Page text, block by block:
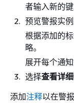
者输入新的
预览警报实例
根据添加的
略。
展开每个通
选择查看详
添加注释以在警